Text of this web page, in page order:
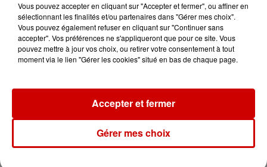
Le Duel - Gagnez votre balade
Vous pouvez accepter en cliquant sur "Accepter et fermer", ou affiner en
sélectionnant les finalités et/ou partenaires dans "Gérer mes choix".
Vous pouvez également refuser en cliquant sur "Continuer sans
accepter". Vos préférences ne s'appliqueront que pour ce site. Vous
pouvez mettre à jour vos choix, ou retirer votre consentement à tout
moment via le lien "Gérer les cookies" situé en bas de chaque page.
Gérer mes choix
Accepter et fermer